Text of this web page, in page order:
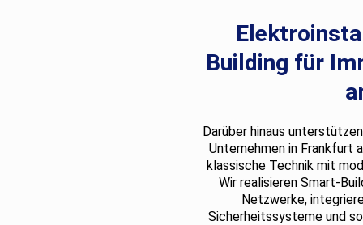
Building für
Darüber hinaus
Unternehmen in Frankfurt
klassische Technik mit
Wir realisieren Smart-
Netzwerke,
Sicherheitssysteme und